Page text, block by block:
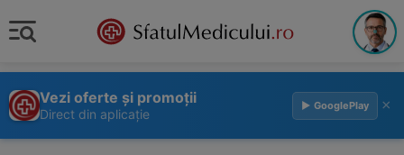
Vezi oferte și promoții
Direct din aplicație
▶ GooglePlay ×